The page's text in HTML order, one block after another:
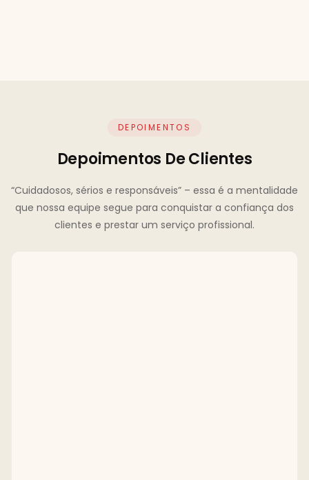
DEPOIMENTOS
Depoimentos De Clientes
“Cuidadosos, sérios e responsáveis” – essa é a mentalidade
que nossa equipe segue para conquistar a confiança dos
clientes e prestar um serviço profissional.